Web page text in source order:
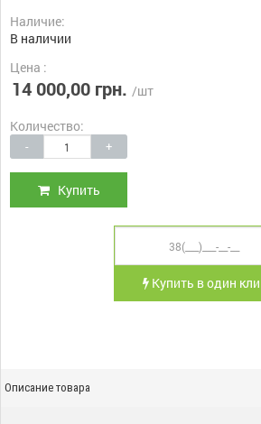
Наличие:
В наличии
Цена :
14 000,00 грн. /шт
Количество:
- +
Купить
Купить в один
Описание товара